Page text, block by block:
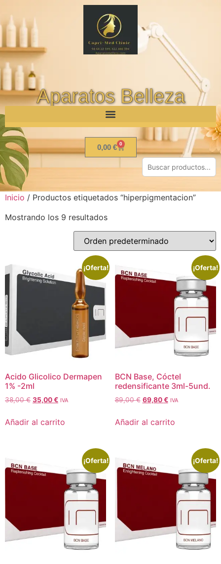
Aparatos Belleza
0,00 € 0
Inicio / Productos etiquetados “hiperpigmentacion”
Mostrando los 9 resultados
¡Oferta!
Acido Glicolico Dermapen
1% -2ml
38,00€ 35,00€ IVA
Añadir al carrito
¡Oferta!
BCN Base, Cóctel
redensificante 3ml-5und.
89,00€ 69,80€ IVA
Añadir al carrito
¡Oferta! ¡Oferta!